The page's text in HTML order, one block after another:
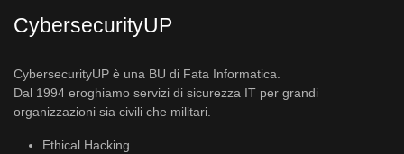
CybersecurityUP
CybersecurityUP è una BU di Fata Informatica.
Dal 1994 eroghiamo servizi di sicurezza IT per grandi
organizzazioni sia civili che militari.
Ethical Hacking